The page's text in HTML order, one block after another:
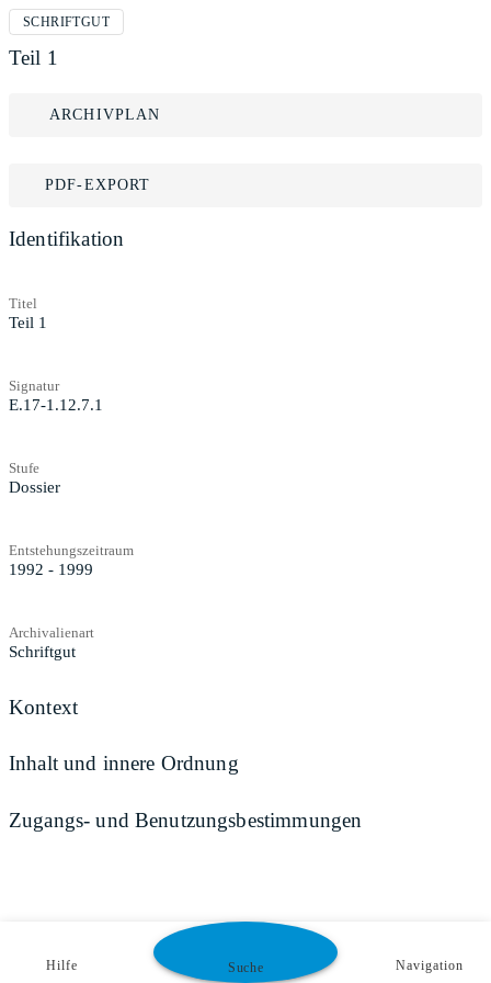
SCHRIFTGUT
Teil 1
ARCHIVPLAN
PDF-EXPORT
Identifikation
Titel
Teil 1
Signatur
E.17-1.12.7.1
Stufe
Dossier
Entstehungszeitraum
1992 - 1999
Archivalienart
Schriftgut
Kontext
Inhalt und innere Ordnung
Zugangs- und Benutzungsbestimmungen
Hilfe Suche Navigation